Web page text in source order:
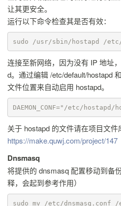
让其更安全。
运行以下命令检查其是否有效：
sudo /usr/sbin/hostapd /
连接至新网络，因为没有 IP 地址
d。通过编辑 /etc/default/hostapd
文件位置来自动启用 hostapd。
DAEMON_CONF="/etc/
关于 hostapd 的文件请在项目文件
https://make.quwj.com/project/147
Dnsmasq
将提供的 dnsmasq 配置移动到备
释，会起到参考作用）
sudo mv /etc/dnsmasq.conf